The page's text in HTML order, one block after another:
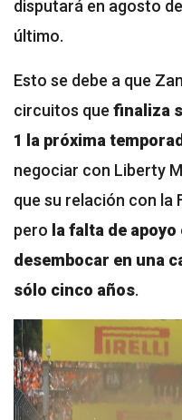
disputará en agosto
último.
Esto se debe a que
circuitos que finaliza
1 la próxima
negociar con Liberty
que su relación con la
pero la falta de
desembocar en una
sólo cinco años.